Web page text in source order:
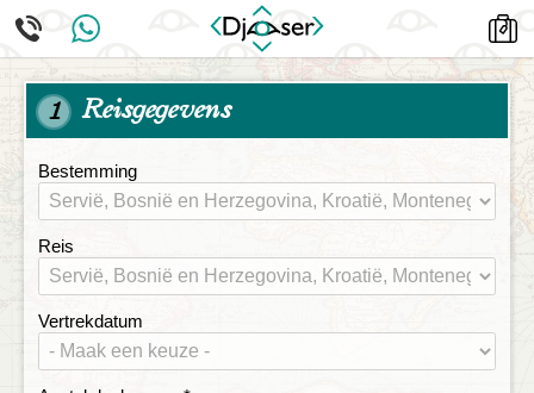
1 Reisgegevens
Bestemming
Reis
Vertrekdatum